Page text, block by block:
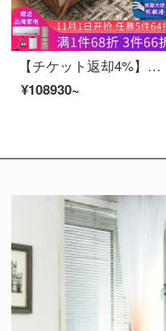
【チケット返却4%】慕尼思丹ソファ全実木ソファ布芸ソファー真皮ソファ北欧新中国式全屋家具セット（アップグレードモデル）シングル位+4人位+足【標準版-通気布芸タイプ+輸入白蝋木】
¥108930~